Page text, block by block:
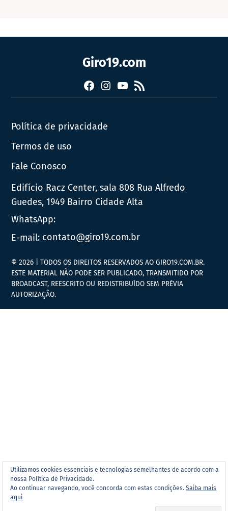
Giro19.com
FacebookInstagram
YouTube
RSS
Política de privacidade
Termos de uso
Fale Conosco
Edifício Racz Center, sala 808 Rua Alfredo
Guedes, 1949 Bairro Cidade Alta
WhatsApp:
E-mail: contato@giro19.com.br
Utilizamos cookies essenciais e tecnologias semelhantes de acordo com a
nossa Política de Privacidade.
Ao continuar navegando, você concorda com estas condições.Saiba mais
aqui
© 2026 | TODOS OS DIREITOS RESERVADOS AO GIRO19.COM.BR.
ESTE MATERIAL NÃO PODE SER PUBLICADO, TRANSMITIDO POR
BROADCAST, REESCRITO OU REDISTRIBUÍDO SEM PRÉVIA
AUTORIZAÇÃO.